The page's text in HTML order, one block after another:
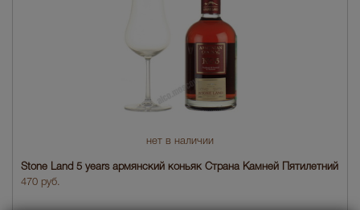
нет в наличии
Stone Land 5 years армянский коньяк Страна Камней Пятилетний
470 руб.